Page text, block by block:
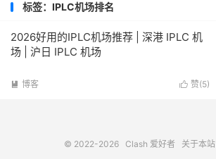
标签：IPLC机场排名
2026好用的IPLC机场推荐 | 深港 IPLC 机
场 | 沪日 IPLC 机场
 赞(5)
 博客
© 2022-2026 Clash 爱好者 关于本站